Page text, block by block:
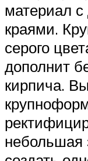
материал
краями.
серого
дополнит
кирпича.
небольшая